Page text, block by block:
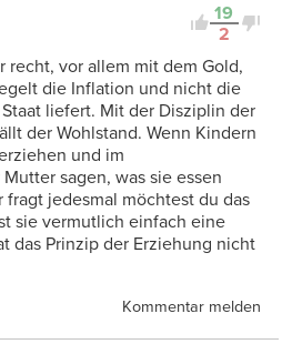
19
2
recht, vor allem mit dem Gold,
die Inflation und nicht die
liefert. Mit der Disziplin der
der Wohlstand. Wenn Kindern
und im
sagen, was sie essen
jedesmal möchtest du das
sie vermutlich einfach eine
das Prinzip der Erziehung nicht
Kommentar melden